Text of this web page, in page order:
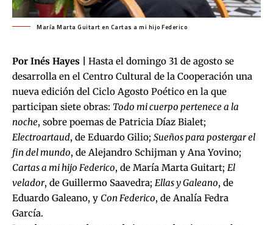
María Marta Guitart en Cartas a mi hijo Federico
Por Inés Hayes |
Hasta el domingo 31 de agosto se
desarrolla en el Centro Cultural de la Cooperación una
nueva edición del Ciclo Agosto Poético en la que
participan siete obras: Todo mi cuerpo pertenece a la
noche, sobre poemas de Patricia Díaz Bialet;
Electroartaud, de Eduardo Gilio; Sueños para postergar el
fin del mundo, de Alejandro Schijman y Ana Yovino;
Cartas a mi hijo Federico, de María Marta Guitart; El
velador, de Guillermo Saavedra; Ellas y Galeano, de
Eduardo Galeano, y Con Federico, de Analía Fedra
García.